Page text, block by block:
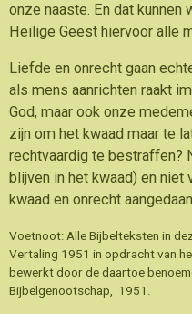
onze naaste. En dat kunnen
Heilige Geest hiervoor alle
Liefde en onrecht gaan
als mens aanrichten raakt
God, maar ook onze
zijn om het kwaad maar te
rechtvaardig te bestraffen?
blijven in het kwaad) en
kwaad en onrecht
Voetnoot: Alle Bijbelteksten in
Vertaling 1951 in opdracht van
bewerkt door de daartoe
Bijbelgenootschap, 1951.